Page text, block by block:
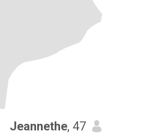
Jeannethe, 47